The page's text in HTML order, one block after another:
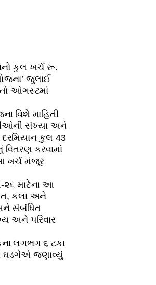
કુલ ખર્ચ રૂ.
જુલાઈ
ઓગસ્ટમાં
વિશે માહિતી
સંખ્યા અને
કુલ 43
કરવામાં
ખર્ચ મંજૂર
૨૬ માટેના આ
કલા અને
સંબંધિત
અને પરિવાર
લગભગ ૬ ટકા
ઘડગેએ જણાવ્યું